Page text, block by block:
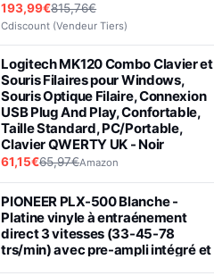
193,99€815,76€
Cdiscount (Vendeur Tiers)
Logitech MK120 Combo Clavier et
Souris Filaires pour Windows,
Souris Optique Filaire, Connexion
USB Plug And Play, Confortable,
Taille Standard, PC/Portable,
Clavier QWERTY UK - Noir
61,15€65,97€Amazon
PIONEER PLX-500 Blanche -
Platine vinyle à entraénement
direct 3 vitesses (33-45-78
trs/min) avec pre-ampli intégré et